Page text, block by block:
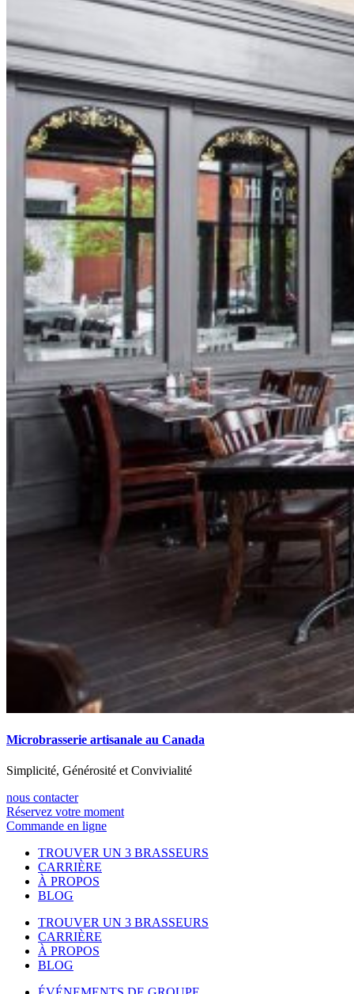
Microbrasserie artisanale au Canada
Simplicité, Générosité et Convivialité
nous contacter
Réservez votre moment
Commande en ligne
TROUVER UN 3 BRASSEURS
CARRIÈRE
À PROPOS
BLOG
TROUVER UN 3 BRASSEURS
CARRIÈRE
À PROPOS
BLOG